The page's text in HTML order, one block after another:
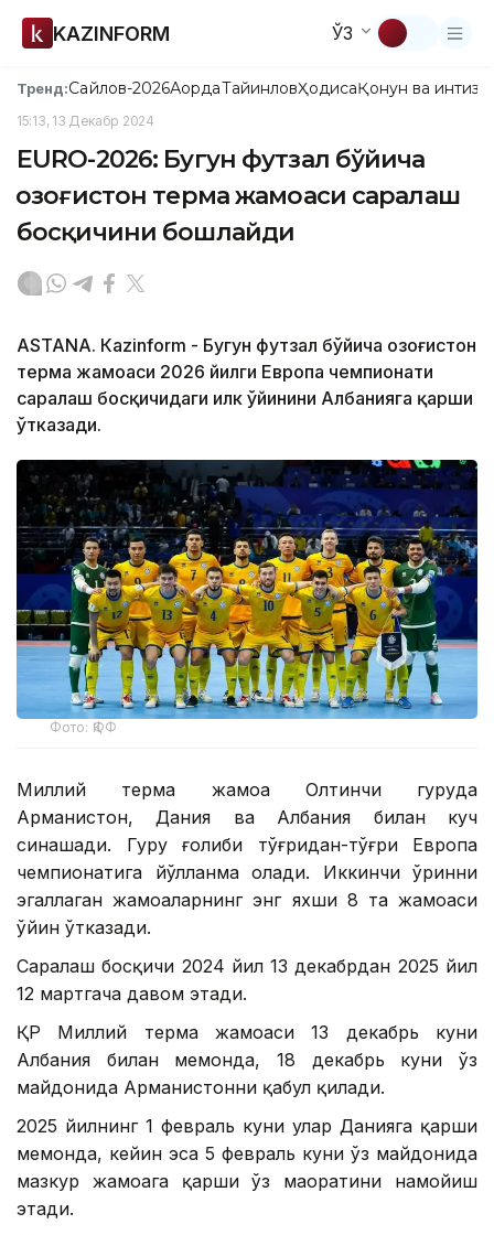
KAZINFORM ЎЗ
Тренд:Сайлов-2026АқордаТайинловҲодисаҚонун ва
15:13, 13 Декабр 2024
EURО-2026: Бугун футзал бўйича
Қозоғистон терма жамоаси саралаш
босқичини бошлайди
ASTANА. Кazinform - Бугун футзал бўйича Қозоғистон
терма жамоаси 2026 йилги Европа чемпионати
саралаш босқичидаги илк ўйинини Албанияга қарши
ўтказади.
Фото: ҚФФ
Миллий терма жамоа Олтинчи гуруҳда
Арманистон, Дания ва Албания билан куч
синашади. Гуруҳ ғолиби тўғридан-тўғри Европа
чемпионатига йўлланма олади. Иккинчи ўринни
эгаллаган жамоаларнинг энг яхши 8 та жамоаси
ўйин ўтказади.
Саралаш босқичи 2024 йил 13 декабрдан 2025 йил
12 мартгача давом этади.
ҚР Миллий терма жамоаси 13 декабрь куни
Албания билан меҳмонда, 18 декабрь куни ўз
майдонида Арманистонни қабул қилади.
2025 йилнинг 1 февраль куни улар Данияга қарши
меҳмонда, кейин эса 5 февраль куни ўз майдонида
мазкур жамоага қарши ўз маҳоратини намойиш
этади.